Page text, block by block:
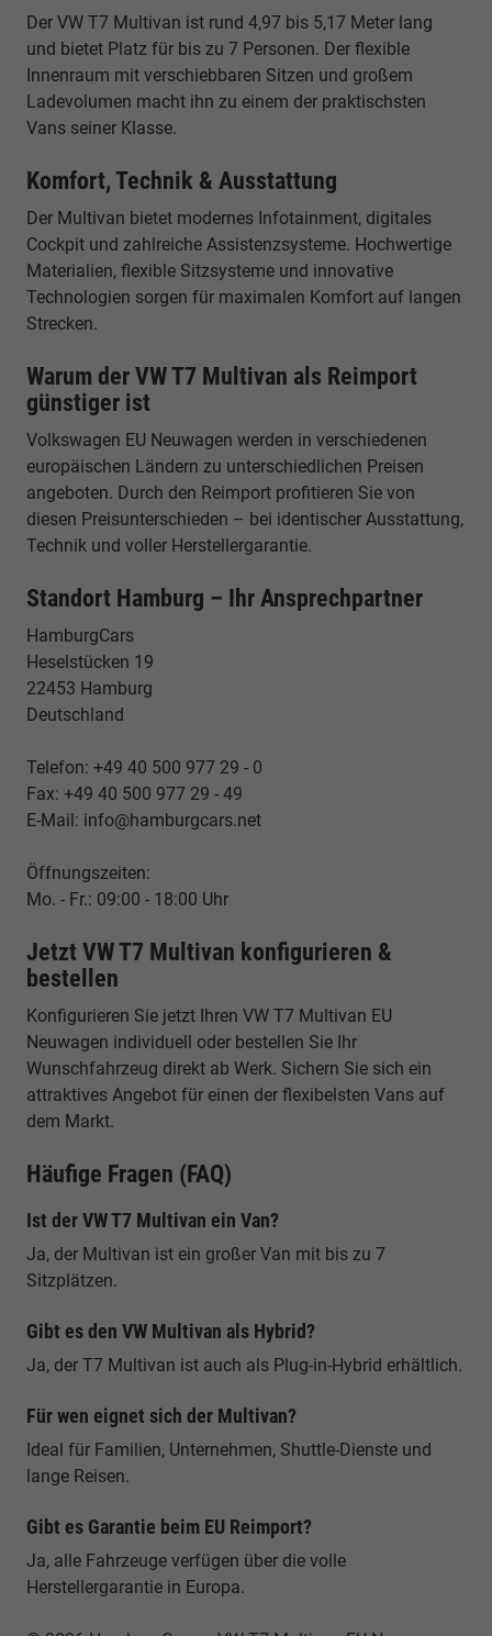
Der VW T7 Multivan ist rund 4,97 bis 5,17 Meter lang
und bietet Platz für bis zu 7 Personen. Der flexible
Innenraum mit verschiebbaren Sitzen und großem
Ladevolumen macht ihn zu einem der praktischsten
Vans seiner Klasse.
Komfort, Technik & Ausstattung
Der Multivan bietet modernes Infotainment, digitales
Cockpit und zahlreiche Assistenzsysteme. Hochwertige
Materialien, flexible Sitzsysteme und innovative
Technologien sorgen für maximalen Komfort auf langen
Strecken.
Warum der VW T7 Multivan als Reimport
günstiger ist
Volkswagen EU Neuwagen werden in verschiedenen
europäischen Ländern zu unterschiedlichen Preisen
angeboten. Durch den Reimport profitieren Sie von
diesen Preisunterschieden – bei identischer Ausstattung,
Technik und voller Herstellergarantie.
Standort Hamburg – Ihr Ansprechpartner
HamburgCars
Heselstücken 19
22453 Hamburg
Deutschland
Telefon: +49 40 500 977 29 - 0
Fax: +49 40 500 977 29 - 49
E-Mail: info@hamburgcars.net
Öffnungszeiten:
Mo. - Fr.: 09:00 - 18:00 Uhr
Jetzt VW T7 Multivan konfigurieren &
bestellen
Konfigurieren Sie jetzt Ihren VW T7 Multivan EU
Neuwagen individuell oder bestellen Sie Ihr
Wunschfahrzeug direkt ab Werk. Sichern Sie sich ein
attraktives Angebot für einen der flexibelsten Vans auf
dem Markt.
Häufige Fragen (FAQ)
Ist der VW T7 Multivan ein Van?
Ja, der Multivan ist ein großer Van mit bis zu 7
Sitzplätzen.
Gibt es den VW Multivan als Hybrid?
Ja, der T7 Multivan ist auch als Plug-in-Hybrid erhältlich.
Für wen eignet sich der Multivan?
Ideal für Familien, Unternehmen, Shuttle-Dienste und
lange Reisen.
Gibt es Garantie beim EU Reimport?
Ja, alle Fahrzeuge verfügen über die volle
Herstellergarantie in Europa.